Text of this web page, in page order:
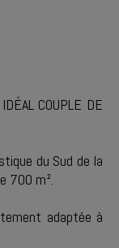
COUPLE DE
du Sud de la
700 m².
adaptée à